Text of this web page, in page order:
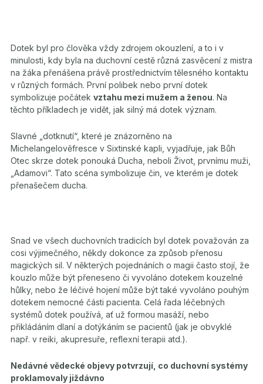
Dotek byl pro člověka vždy zdrojem okouzlení, a to i v
minulosti, kdy byla na duchovní cestě různá zasvěcení z mistra
na žáka přenášena právě prostřednictvím tělesného kontaktu
v různých formách. První polibek nebo první dotek
symbolizuje počátek vztahu mezi mužem a ženou. Na
těchto příkladech je vidět, jak silný má dotek význam.
Slavné „dotknutí“, které je znázorněno na
Michelangelověfresce v Sixtinské kapli, vyjadřuje, jak Bůh
Otec skrze dotek ponouká Ducha, neboli Život, prvnímu muži,
„Adamovi“. Tato scéna symbolizuje čin, ve kterém je dotek
přenašečem ducha.
Snad ve všech duchovních tradicích byl dotek považován za
cosi výjimečného, někdy dokonce za způsob přenosu
magických sil. V některých pojednáních o magii často stojí, že
kouzlo může být přeneseno či vyvoláno dotekem kouzelné
hůlky, nebo že léčivé hojení může být také vyvoláno pouhým
dotekem nemocné části pacienta. Celá řada léčebných
systémů dotek používá, ať už formou masáží , nebo
přikládáním dlaní a dotýkáním se pacientů (jak je obvyklé
např. v reiki, akupresuře, reflexní terapii atd.).
Nedávné vědecké objevy potvrzují, co duchovní systémy
proklamovaly jiždávno